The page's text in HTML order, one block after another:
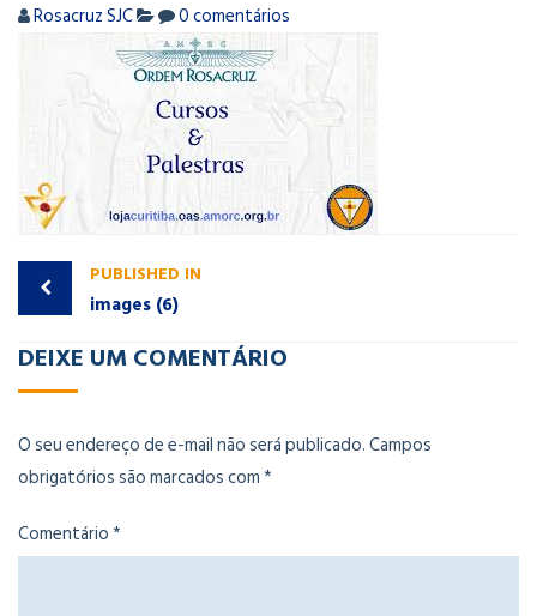
Rosacruz SJC 0 comentários
PUBLISHED IN
images (6)
DEIXE UM COMENTÁRIO
O seu endereço de e-mail não será publicado.Campos
obrigatórios são marcados com*
Comentário*